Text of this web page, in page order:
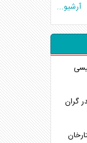
آرشیو...
در سال ۱۴۰۵ چقدر گران